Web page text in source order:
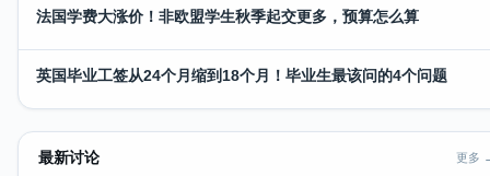
法国学费大涨价！非欧盟学生秋季起交更多，预算怎么算
英国毕业工签从24个月缩到18个月！毕业生最该问的4个问题
最新讨论 更多